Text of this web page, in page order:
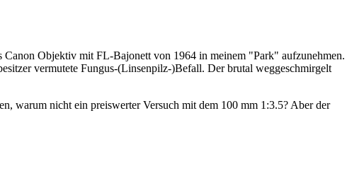
Canon Objektiv mit FL-Bajonett von 1964 in meinem "Park" aufzunehmen.
vermutete Fungus-(Linsenpilz-)Befall. Der brutal weggeschmirgelt
warum nicht ein preiswerter Versuch mit dem 100 mm 1:3.5? Aber der